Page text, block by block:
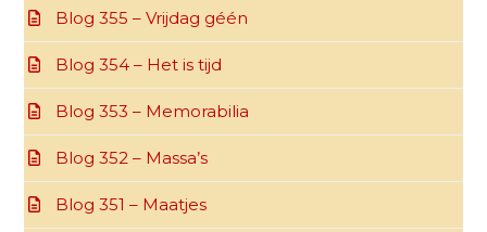
Blog 355 – Vrijdag géén
Blog 354 – Het is tijd
Blog 353 – Memorabilia
Blog 352 – Massa’s
Blog 351 – Maatjes